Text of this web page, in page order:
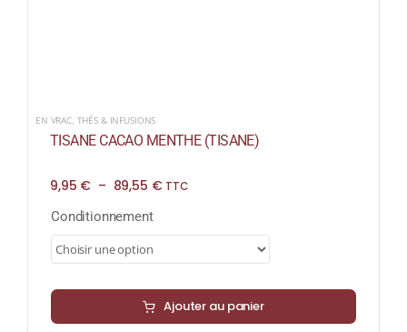
EN VRAC, THÉS & INFUSIONS
TISANE CACAO MENTHE (TISANE)
9,95 € – 89,55 €Plage
TTC
Conditionnement
Ajouter au panier